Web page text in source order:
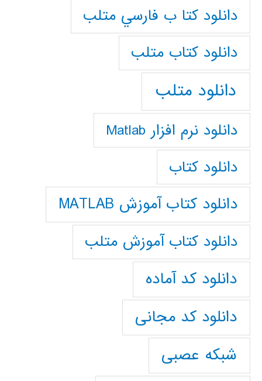
دانلود كتا ب فارسي متلب
دانلود كتاب متلب
دانلود متلب
دانلود نرم افزار Matlab
دانلود کتاب
دانلود کتاب آموزش MATLAB
دانلود کتاب آموزش متلب
دانلود کد آماده
دانلود کد مجانی
شبکه عصبی